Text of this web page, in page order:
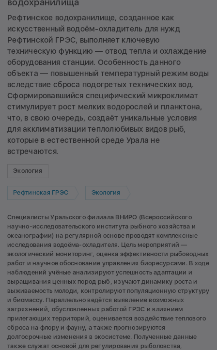
водохранилища
Рефтинское водохранилище, созданное как
искусственный водоём-охладитель для нужд
Рефтинской ГРЭС, выполняет ключевую
техническую функцию — отвод тепла и охлаждение
оборудования станции. Особенность данного
объекта — повышенный температурный режим воды
вследствие сброса подогретых технических вод.
Сформировавшийся специфический микроклимат
стимулирует рост мелких водорослей и планктона,
что, в свою очередь, создаёт уникальные условия
для акклиматизации теплолюбивых видов рыб,
которые в естественной среде Урала не
встречаются.
Экология
Рефтинская ГРЭС Экология
Специалисты Уральского филиала ВНИРО (Всероссийского
научно-исследовательского института рыбного хозяйства и
океанографии) на регулярной основе проводят комплексные
исследования водоёма-охладителя. Цель мероприятий —
экологический мониторинг, оценка эффективности рыбоводных
работ и научное обоснование управления биоресурсами. В ходе
наблюдений учёные анализируют успешность адаптации и
выращивания ценных пород рыб, изучают динамику роста и
выживаемость молоди, контролируют популяционную структуру
и биомассу. Параллельно ведётся выявление возможных
загрязнений, обусловленных работой ГРЭС и влиянием
прилегающих территорий, оценивается воздействие теплового
сброса на флору и фауну, а также прогнозируются
долгосрочные изменения в экосистеме. Полученные данные
также служат основой для регулирования рыболовства,